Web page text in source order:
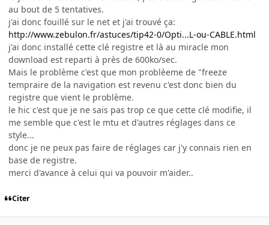
au bout de 5 tentatives.
j'ai donc fouillé sur le net et j'ai trouvé ça:
http://www.zebulon.fr/astuces/tip42-0/Opti...L-ou-CABLE.html
j'ai donc installé cette clé registre et là au miracle mon
download est reparti à près de 600ko/sec.
Mais le problème c'est que mon problèeme de "freeze
tempraire de la navigation est revenu c'est donc bien du
registre que vient le problème.
le hic c'est que je ne sais pas trop ce que cette clé modifie, il
me semble que c'est le mtu et d'autres réglages dans ce
style...
donc je ne peux pas faire de réglages car j'y connais rien en
base de registre.
merci d'avance à celui qui va pouvoir m'aider..
Citer